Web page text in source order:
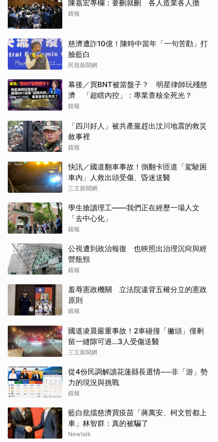
陳嘉宏專欄：要刪就刪 各人造業各人擔
鏡報
慈濟遭詐10億！陳時中當年「一句苦勸」打
臉藍白
民視新聞網
幕後／買BNT被當盤子？ 明星律師玩殘慈
濟 「超瞎內控」：專業查核全死光？
鏡報
「四川好人」被共產黨趕出汶川地震的救災
敘事裡
鏡報
快訊／國道翻車事故！側翻卡匝道「駕駛困
車內」人救出頭受傷、昏迷送醫
三立新聞網
學生搶讀理工——我們正在經歷一場人文
「去中心化」
鏡報
公視遭到政治報復 也映照出治理沉疴與經
營瓶頸
鏡報
羞辱憲政機關 立法院違背五權分立的憲政
原則
鏡報
國道凌晨嚴重事故！2車碰撞「撇頭」僅剩
留一縫隙可過…3人受傷送醫
三立新聞網
從4份民調解讀花蓮縣長選情──非「游」勢
力的現況與挑戰
鏡報
藍白批擋慈濟買疫苗「蔣萬安、柯文哲都上
車」林智群：真的被騙了
Newtalk